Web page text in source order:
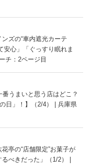
ズの“車内遮光カーテ
心」「ぐっすり眠れま
チ：2ページ目
うまいと思う店はどこ？
日」！】（2/4） | 兵庫県
亭の“店舗限定”お菓子が
べきだった」（1/2） |